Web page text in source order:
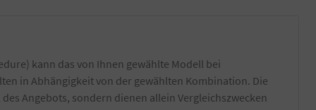
kann das von Ihnen gewählte Modell bei
in Abhängigkeit von der gewählten Kombination. Die
Angebots, sondern dienen allein Vergleichszwecken